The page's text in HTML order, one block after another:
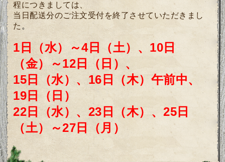
程につきましては、
当日配送分のご注文受付を終了させていただきまし
た 。
1日（水）～4日（土）、10日
（金）～12日（日）、
15日（水）、16日（木）午前中、
19日（日）
22日（水）、23日（木）、25日
（土）～27日（月）